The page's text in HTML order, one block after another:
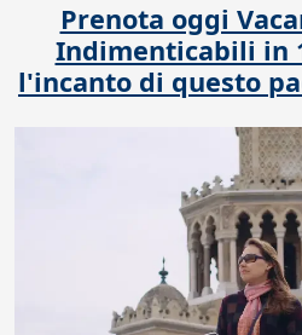
Prenota oggi
Indimenticabili in
l'incanto di questo